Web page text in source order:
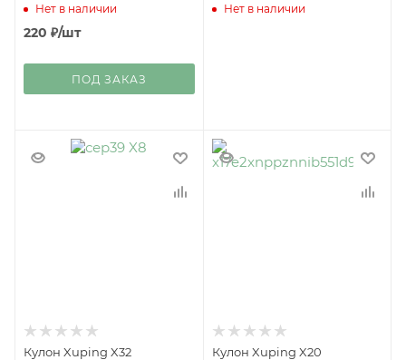
Нет в наличии
220 ₽/шт
ПОД ЗАКАЗ
Нет в наличии
Кулон Xuping X32 Кулон Xuping X20